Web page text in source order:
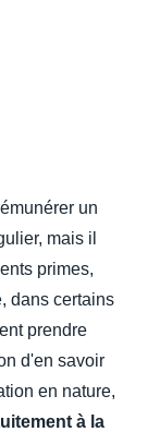
un
mais il
primes,
dans certains
prendre
d'en savoir
en nature,
à la